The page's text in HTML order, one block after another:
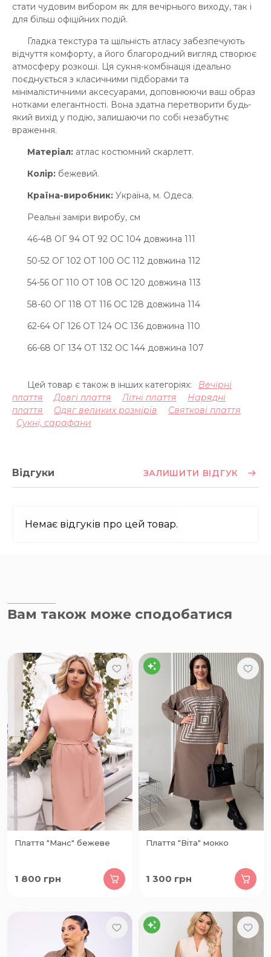
стати чудовим вибором як для вечірнього виходу, так і
для більш офіційних подій.
Гладка текстура та щільність атласу забезпечують
відчуття комфорту, а його благородний вигляд створює
атмосферу розкоші. Ця сукня-комбінація ідеально
поєднується з класичними підборами та
мінімалістичними аксесуарами, доповнюючи ваш образ
нотками елегантності. Вона здатна перетворити будь-
який вихід у подію, залишаючи по собі незабутнє
враження.
Матеріал: атлас костюмний скарлетт.
Колір: бежевий.
Країна-виробник: Україна, м. Одеса.
Реальні заміри виробу, см
46-48 ОГ 94 ОТ 92 OC 104 довжина 111
50-52 ОГ 102 ОТ 100 OC 112 довжина 112
54-56 ОГ 110 ОТ 108 OC 120 довжина 113
58-60 ОГ 118 ОТ 116 OC 128 довжина 114
62-64 ОГ 126 ОТ 124 OC 136 довжина 110
66-68 ОГ 134 ОТ 132 OC 144 довжина 107
Цей товар є також в інших категоріях:
Вечірні
плаття
Довгі плаття Літні плаття
Нарядні
плаття
Одяг великих розмірів
Святкові плаття
Сукні, сарафани
Відгуки ЗАЛИШИТИ ВІДГУК
Немає відгуків про цей товар.
Вам також може сподобатися
Плаття "Манс" бежеве
1 800 грн
Плаття "Віта" мокко
1 300 грн